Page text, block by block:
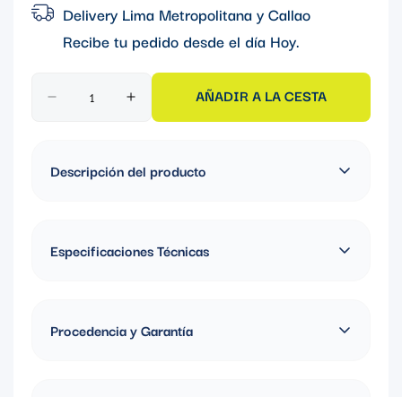
Delivery Lima Metropolitana y Callao
Recibe tu pedido desde el día Hoy.
AÑADIR A LA CESTA
Descripción del producto
Especificaciones Técnicas
Procedencia y Garantía